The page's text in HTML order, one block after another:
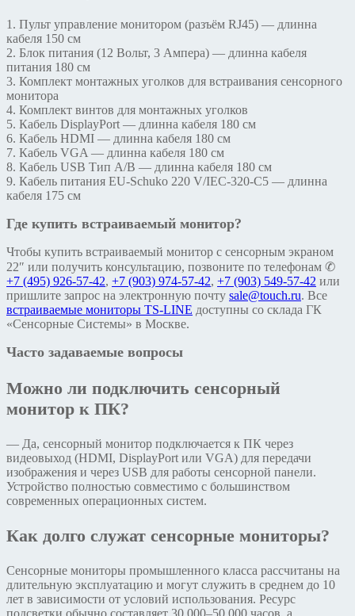
1. Пульт управление монитором (разъём RJ45) — длинна
кабеля 150 см
2. Блок питания (12 Вольт, 3 Ампера) — длинна кабеля
питания 180 см
3. Комплект монтажных уголков для встраивания сенсорного
монитора
4. Комплект винтов для монтажных уголков
5. Кабель DisplayPort — длинна кабеля 180 см
6. Кабель HDMI — длинна кабеля 180 см
7. Кабель VGA — длинна кабеля 180 см
8. Кабель USB Тип A/B — длинна кабеля 180 см
9. Кабель питания EU-Schuko 220 V/IEC-320-C5 — длинна
кабеля 175 см
Где купить встраиваемый монитор?
Чтобы купить встраиваемый монитор с сенсорным экраном
22″ или получить консультацию, позвоните по телефонам ✆
+7 (495) 926-57-42, +7 (903) 974-57-42, +7 (903) 549-57-42 или
пришлите запрос на электронную почту sale@touch.ru. Все
встраиваемые мониторы TS-LINE доступны со склада ГК
«Сенсорные Системы» в Москве.
Часто задаваемые вопросы
Можно ли подключить сенсорный
монитор к ПК?
— Да, сенсорный монитор подключается к ПК через
видеовыход (HDMI, DisplayPort или VGA) для передачи
изображения и через USB для работы сенсорной панели.
Устройство полностью совместимо с большинством
современных операционных систем.
Как долго служат сенсорные мониторы?
Сенсорные мониторы промышленного класса рассчитаны на
длительную эксплуатацию и могут служить в среднем до 10
лет в зависимости от условий использования. Ресурс
подсветки обычно составляет 30 000–50 000 часов, а